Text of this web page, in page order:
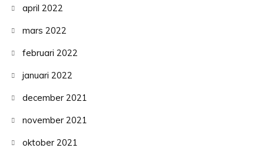
april 2022
mars 2022
februari 2022
januari 2022
december 2021
november 2021
oktober 2021